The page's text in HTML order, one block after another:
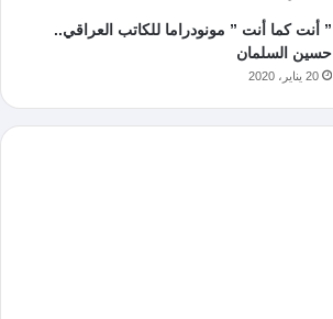
” أنت كما أنت ” مونودراما للكاتب العراقي..
حسين السلمان
20 يناير، 2020